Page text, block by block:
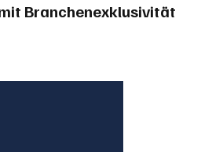
Branchenexklusivität